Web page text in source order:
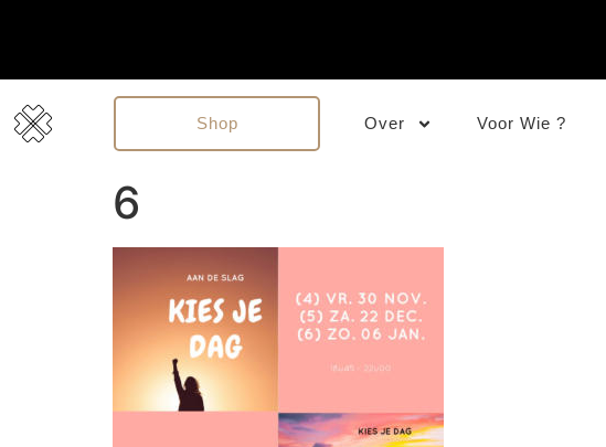
Shop Over Voor Wie ?
6